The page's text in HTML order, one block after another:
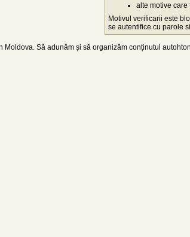
alte motive care
Motivul verificarii este
se autentifice cu parole
Moldova. Să adunăm și să organizăm conținutul